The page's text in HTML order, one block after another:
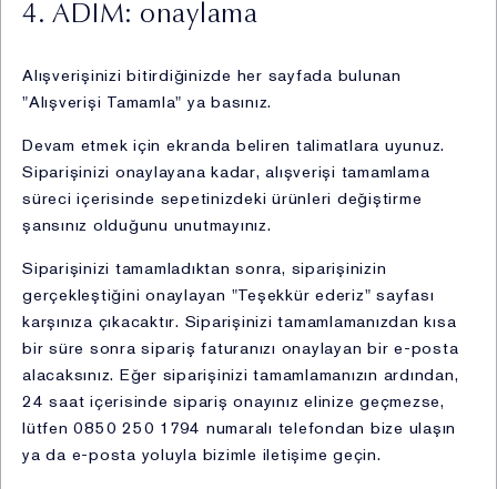
4. ADIM: onaylama
Alışverişinizi bitirdiğinizde her sayfada bulunan
"Alışverişi Tamamla" ya basınız.
Devam etmek için ekranda beliren talimatlara uyunuz.
Siparişinizi onaylayana kadar, alışverişi tamamlama
süreci içerisinde sepetinizdeki ürünleri değiştirme
şansınız olduğunu unutmayınız.
Siparişinizi tamamladıktan sonra, siparişinizin
gerçekleştiğini onaylayan "Teşekkür ederiz" sayfası
karşınıza çıkacaktır. Siparişinizi tamamlamanızdan kısa
bir süre sonra sipariş faturanızı onaylayan bir e-posta
alacaksınız. Eğer siparişinizi tamamlamanızın ardından,
24 saat içerisinde sipariş onayınız elinize geçmezse,
lütfen 0850 250 1794 numaralı telefondan bize ulaşın
ya da e-posta yoluyla bizimle iletişime geçin.
iv. Bir sözleşmenin kurulması veya ifasıyla ilgili olarak
v. Hukuki yükümlülüklerimizin yerine getirebilmesi için
zorunlu olması,
vii. Bir hakkın tesisi, kullanılması veya korunması için
veri işlemenin zorunlu olması, ve
viii. Sizlerin temel hak ve özgürlüklerine zarar vermemek
kaydıyla, meşru menfaatlerimiz için zorunlu olması.
3. Toplanan Kişisel Verileriniz
Sizlerden topladığımız Kişisel Veriler aşağıda Bölüm
4'te belirttiğimiz işleme amaçlarıyla orantılı olarak
işlediğimiz verilerinizdir.
4. Kişisel Verilerin Hangi Amaçla
İşleneceği